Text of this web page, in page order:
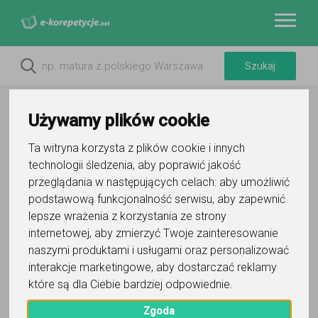
Używamy plików cookie
Ta witryna korzysta z plików cookie i innych
technologii śledzenia, aby poprawić jakość
przeglądania w następujących celach: aby umożliwić
podstawową funkcjonalność serwisu, aby zapewnić
lepsze wrażenia z korzystania ze strony
internetowej, aby zmierzyć Twoje zainteresowanie
naszymi produktami i usługami oraz personalizować
interakcje marketingowe, aby dostarczać reklamy
które są dla Ciebie bardziej odpowiednie.
Zgoda
Do ulubionych
Oznacz wystąpienie kontaktu
Przemyslaw